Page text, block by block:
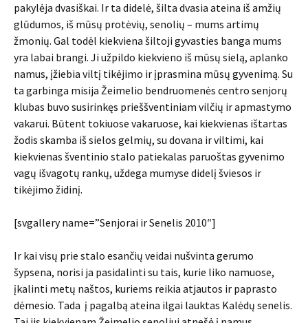
pakylėja dvasiškai. Ir ta didelė, šilta dvasia ateina iš amžių
glūdumos, iš mūsų protėvių, senolių – mums artimų
žmonių. Gal todėl kiekviena šiltoji gyvasties banga mums
yra labai brangi. Ji užpildo kiekvieno iš mūsų sielą, aplanko
namus, įžiebia viltį tikėjimo ir įprasmina mūsų gyvenimą. Su
ta garbinga misija Žeimelio bendruomenės centro senjorų
klubas buvo susirinkęs prieššventiniam vilčių ir apmastymo
vakarui. Būtent tokiuose vakaruose, kai kiekvienas ištartas
žodis skamba iš sielos gelmių, su dovana ir viltimi, kai
kiekvienas šventinio stalo patiekalas paruoštas gyvenimo
vagų išvagotų rankų, uždega mumyse didelį šviesos ir
tikėjimo židinį.
[svgallery name=”Senjorai ir Senelis 2010″]
Ir kai visų prie stalo esančių veidai nušvinta gerumo
šypsena, norisi ja pasidalinti su tais, kurie liko namuose,
įkalinti metų naštos, kuriems reikia atjautos ir paprasto
dėmesio. Tada į pagalbą ateina ilgai lauktas Kalėdų senelis.